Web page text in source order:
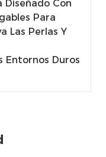
Diseñado Con
Para
Las Perlas Y
Entornos Duros